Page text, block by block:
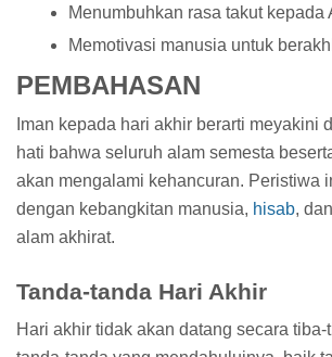
Menumbuhkan rasa takut kepada
Memotivasi manusia untuk
PEMBAHASAN
Iman kepada hari akhir berarti meyakini
hati bahwa seluruh alam semesta
akan mengalami kehancuran. Peristiwa
dengan kebangkitan manusia, hisab,
alam akhirat.
Tanda-tanda Hari Akhir
Hari akhir tidak akan datang secara